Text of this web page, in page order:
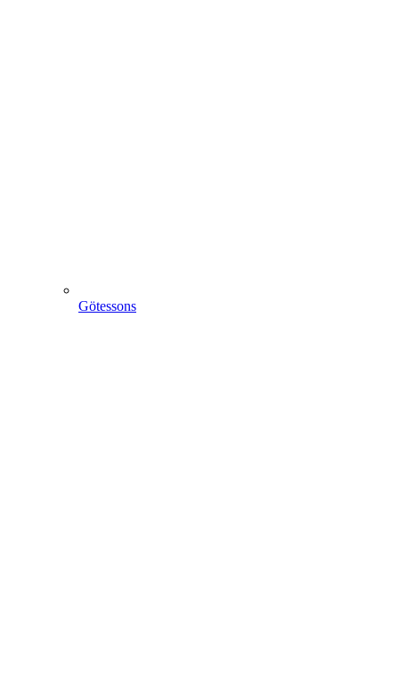
Götessons